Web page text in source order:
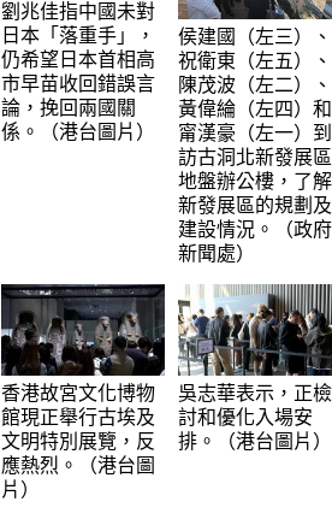
劉兆佳指中國未對
日本「落重手」，
仍希望日本首相高
市早苗收回錯誤言
論，挽回兩國關
係。（港台圖片）
侯建國（左三）、
祝衛東（左五）、
陳茂波（左二）、
黃偉綸（左四）和
甯漢豪（左一）到
訪古洞北新發展區
地盤辦公樓，了解
新發展區的規劃及
建設情況。（政府
新聞處）
香港故宮文化博物
館現正舉行古埃及
文明特別展覽，反
應熱烈。（港台圖
片）
吳志華表示，正檢
討和優化入場安
排。（港台圖片）